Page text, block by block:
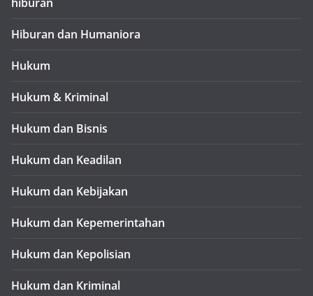
Hiburan dan Humaniora
Hukum
Hukum & Kriminal
Hukum dan Bisnis
Hukum dan Keadilan
Hukum dan Kebijakan
Hukum dan Kepemerintahan
Hukum dan Kepolisian
Hukum dan Kriminal